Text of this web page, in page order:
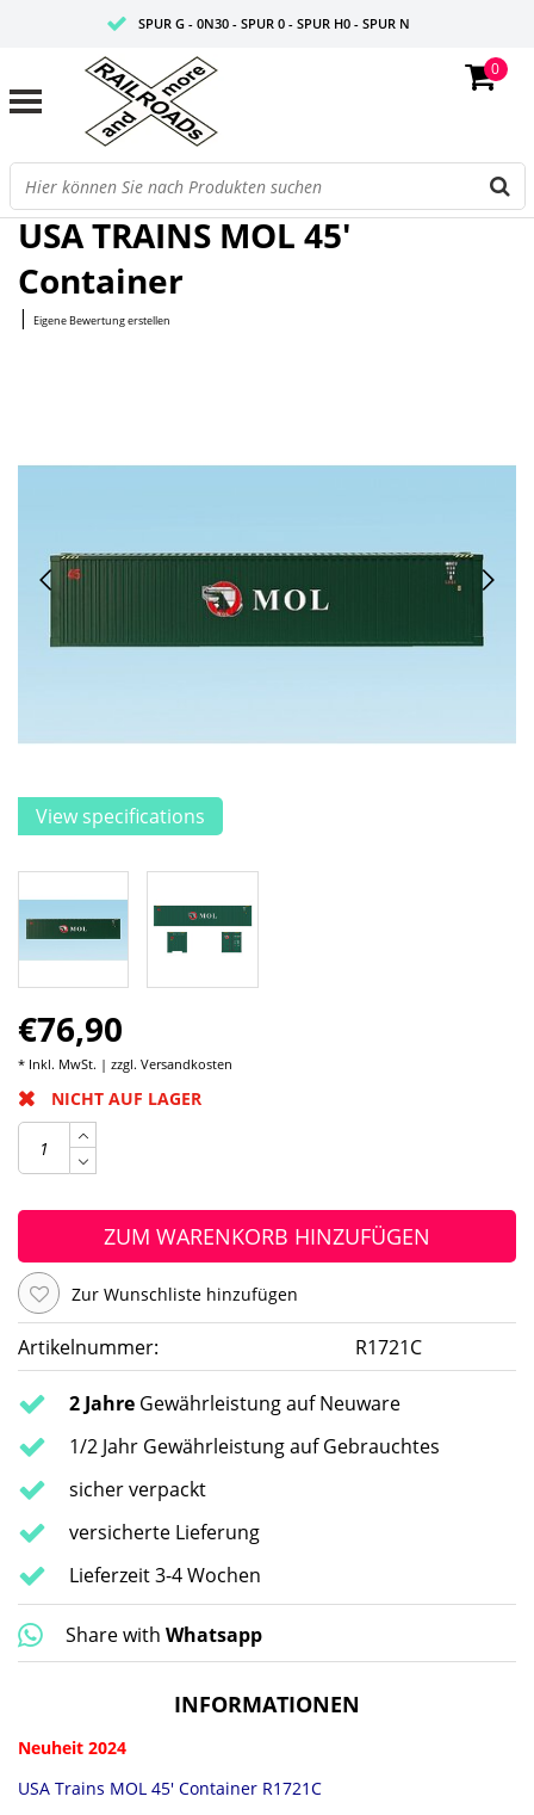
SPUR G - 0N30 - SPUR 0 - SPUR H0 - SPUR N
0
Startseite/MOL 45' Container
USA TRAINS MOL 45'
Container
| Eigene Bewertung erstellen
View specifications
€76,90
* Inkl. MwSt. | zzgl. Versandkosten
NICHT AUF LAGER
ZUM WARENKORB HINZUFÜGEN
Zur Wunschliste hinzufügen
Artikelnummer: R1721C
2 Jahre Gewährleistung auf Neuware
1/2 Jahr Gewährleistung auf Gebrauchtes
sicher verpackt
versicherte Lieferung
Lieferzeit 3-4 Wochen
Share with Whatsapp
INFORMATIONEN
Neuheit 2024
USA Trains MOL 45' Container R1721C